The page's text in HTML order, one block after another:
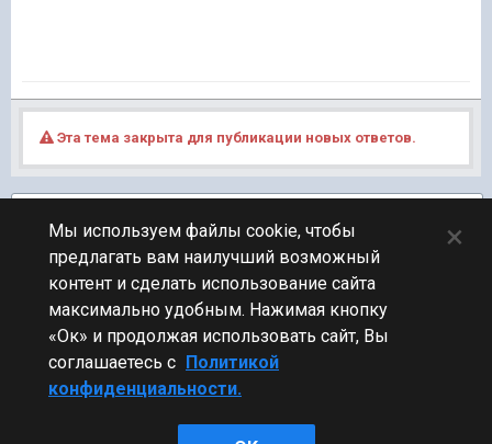
Эта тема закрыта для публикации новых ответов.
ПЕРЕЙТИ К СПИСКУ ТЕМ
Фидбек
Стиль
Мы используем файлы cookie, чтобы
предлагать вам наилучший возможный
контент и сделать использование сайта
максимально удобным. Нажимая кнопку
«Ок» и продолжая использовать сайт, Вы
соглашаетесь с Политикой
конфиденциальности.
×